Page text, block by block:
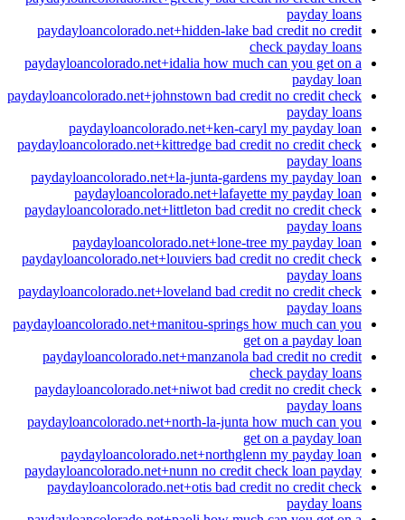
payday loans
paydayloancolorado.net+hidden-lake bad credit no credit
check payday loans
paydayloancolorado.net+idalia how much can you get on a
payday loan
paydayloancolorado.net+johnstown bad credit no credit check
payday loans
paydayloancolorado.net+ken-caryl my payday loan
paydayloancolorado.net+kittredge bad credit no credit check
payday loans
paydayloancolorado.net+la-junta-gardens my payday loan
paydayloancolorado.net+lafayette my payday loan
paydayloancolorado.net+littleton bad credit no credit check
payday loans
paydayloancolorado.net+lone-tree my payday loan
paydayloancolorado.net+louviers bad credit no credit check
payday loans
paydayloancolorado.net+loveland bad credit no credit check
payday loans
paydayloancolorado.net+manitou-springs how much can you
get on a payday loan
paydayloancolorado.net+manzanola bad credit no credit
check payday loans
paydayloancolorado.net+niwot bad credit no credit check
payday loans
paydayloancolorado.net+north-la-junta how much can you
get on a payday loan
paydayloancolorado.net+northglenn my payday loan
paydayloancolorado.net+nunn no credit check loan payday
paydayloancolorado.net+otis bad credit no credit check
payday loans